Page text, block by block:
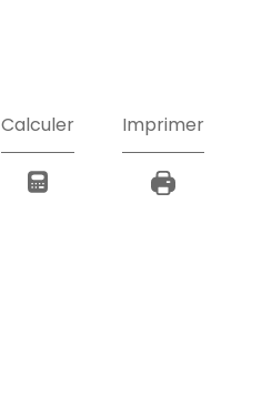
Calculer Imprimer